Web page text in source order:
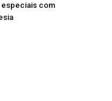
especiais com